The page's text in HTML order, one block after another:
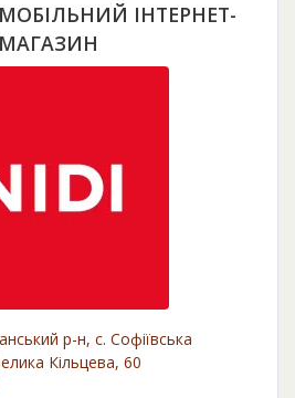
ІНТЕРНЕТ-
МАГАЗИН
р-н, с. Софіївська
Кільцева, 60